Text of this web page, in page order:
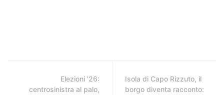
Elezioni '26:
centrosinistra al palo,
Isola di Capo Rizzuto, il
borgo diventa racconto: